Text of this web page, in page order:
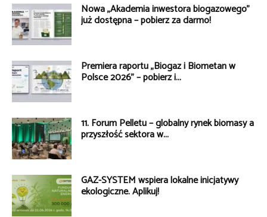
Nowa „Akademia inwestora biogazowego”
już dostępna – pobierz za darmo!
Premiera raportu „Biogaz i Biometan w
Polsce 2026” – pobierz i...
11. Forum Pelletu – globalny rynek biomasy a
przyszłość sektora w...
GAZ-SYSTEM wspiera lokalne inicjatywy
ekologiczne. Aplikuj!